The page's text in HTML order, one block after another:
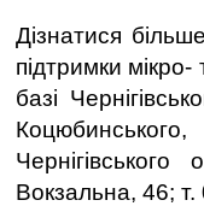
Дізнатися
підтримки
базі
Вокзальна, 46;